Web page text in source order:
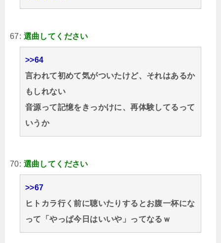
67: 選曲してください
>>64
言われて初めて気がついたけど、それはあるか
もしれない
音源って記憶をきっかけに、再体験してるって
いうか
70: 選曲してください
>>67
ヒトカラ行く前に聴いたりするとお腹一杯にな
って「やっぱ今日はいいや」ってなるｗ